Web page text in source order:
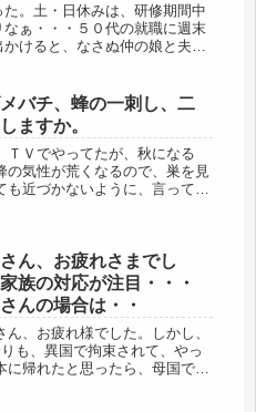
。土・日休みは、研修期間中
ぁ・・・５０代の就職に週末
けると、なさぬ仲の娘と夫が
バチ、蜂の一刺し、二
ますか。
ＴＶでやってたが、秋になる
の気性が荒くなるので、巣を見
も近づかないように、言ってい
、家と1mも離れていない物置
...
ん、お疲れさまでし
族の対応が注目・・・
んの場合は・・
ん、お疲れ様でした。しかし、
も、異国で拘束されて、やっ
に帰れたと思ったら、母国で